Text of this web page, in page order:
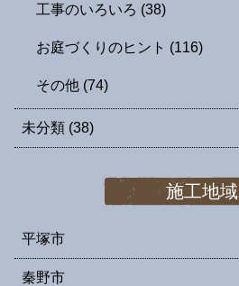
工事のいろいろ (38)
お庭づくりのヒント (116)
その他 (74)
未分類 (38)
施工地域
平塚市
秦野市